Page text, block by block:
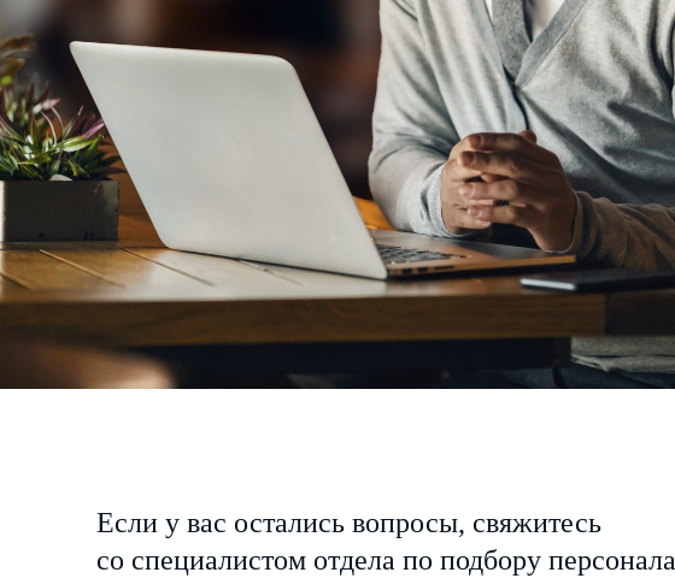
Если у вас остались вопросы, свяжитесь
со специалистом отдела по подбору персонала